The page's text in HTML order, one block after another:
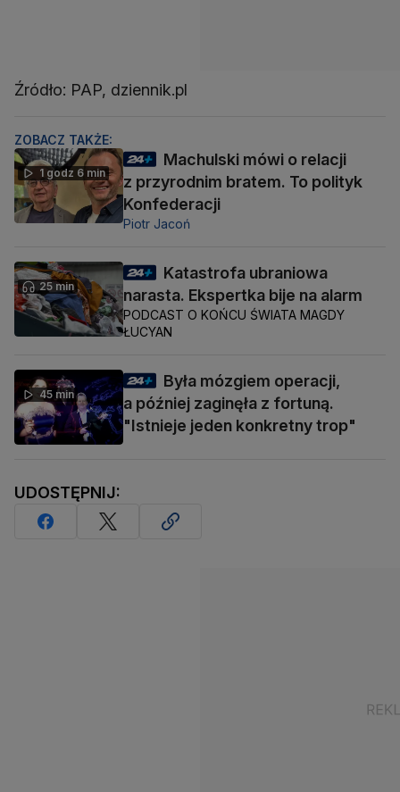
Źródło: PAP, dziennik.pl
ZOBACZ TAKŻE:
1 godz 6 min
Machulski mówi o relacji
z przyrodnim bratem. To polityk
Konfederacji
Piotr Jacoń
25 min
Katastrofa ubraniowa
narasta. Ekspertka bije na alarm
PODCAST O KOŃCU ŚWIATA MAGDY
ŁUCYAN
45 min
Była mózgiem operacji,
a później zaginęła z fortuną.
"Istnieje jeden konkretny trop"
UDOSTĘPNIJ: